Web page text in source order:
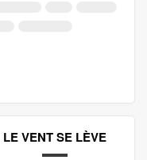
LE VENT SE LÈVE